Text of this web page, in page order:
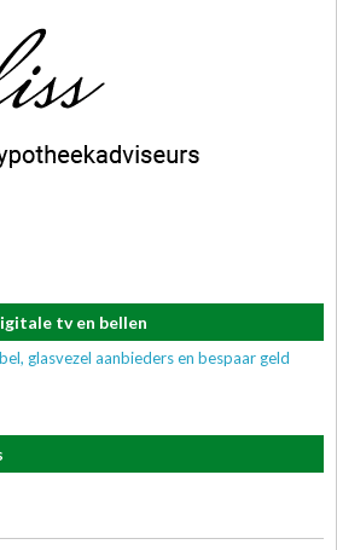
tv en bellen
glasvezel aanbieders en bespaar geld